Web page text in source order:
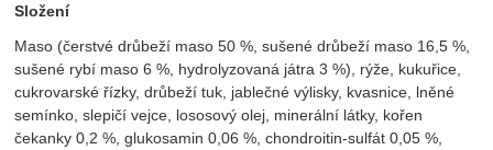
Složení
Maso (čerstvé drůbeží maso 50 %, sušené drůbeží maso 16,5 %,
sušené rybí maso 6 %, hydrolyzovaná játra 3 %), rýže, kukuřice,
cukrovarské řízky, drůbeží tuk, jablečné výlisky, kvasnice, lněné
semínko, slepičí vejce, lososový olej, minerální látky, kořen
čekanky 0,2 %, glukosamin 0,06 %, chondroitin-sulfát 0,05 %,